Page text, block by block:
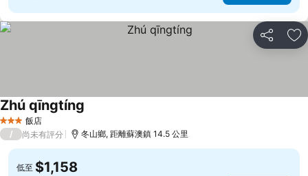
分享 加
3 星級 飯店
Zhú qīngtíng
/ 尚未有評分 冬山鄉, 距離蘇澳鎮 14.5 公里
低至 $1,158